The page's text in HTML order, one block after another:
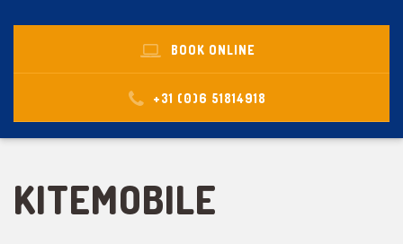
BOOK ONLINE
+31 (0)6 51814918
KITEMOBILE